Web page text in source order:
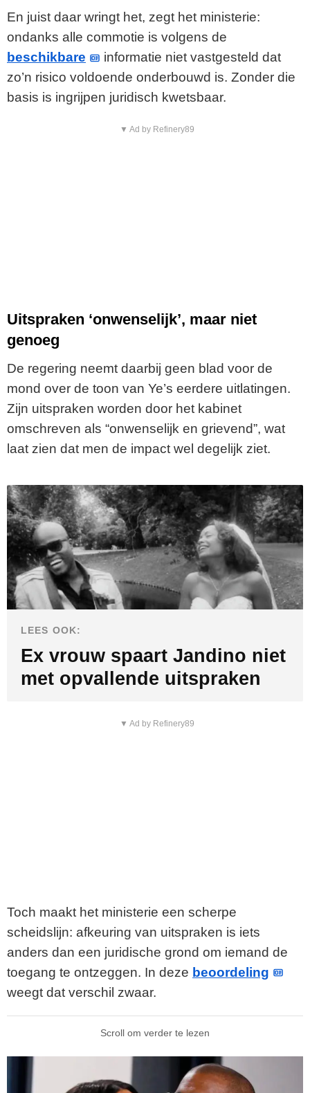
o
En juist daar wringt het, zegt het ministerie:
ondanks alle commotie is volgens de
beschikbare
informatie niet vastgesteld dat
zo’n risico voldoende onderbouwd is. Zonder die
basis is ingrijpen juridisch kwetsbaar.
▼ Ad by Refinery89
Uitspraken ‘onwenselijk’, maar niet
genoeg
De regering neemt daarbij geen blad voor de
mond over de toon van Ye’s eerdere uitlatingen.
Zijn uitspraken worden door het kabinet
omschreven als “onwenselijk en grievend”, wat
laat zien dat men de impact wel degelijk ziet.
LEES OOK:
Ex vrouw spaart Jandino niet
met opvallende uitspraken
▼ Ad by Refinery89
Toch maakt het ministerie een scherpe
scheidslijn: afkeuring van uitspraken is iets
anders dan een juridische grond om iemand de
toegang te ontzeggen. In deze beoordeling
weegt dat verschil zwaar.
Scroll om verder te lezen